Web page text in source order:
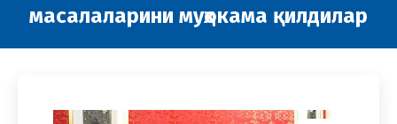
масалаларини муҳокама қилдилар